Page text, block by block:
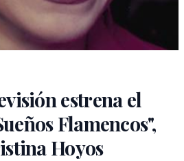
estrena el
Flamencos",
Hoyos